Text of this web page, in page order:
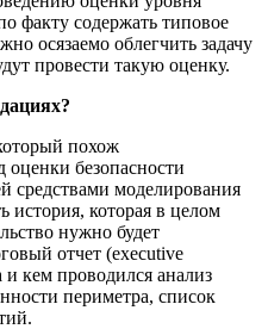
факту содержать типовое
осязаемо облегчить задачу
провести такую оценку.
похож
оценки безопасности
средствами моделирования
история, которая в целом
нужно будет
отчет (executive
кем проводился анализ
периметра, список